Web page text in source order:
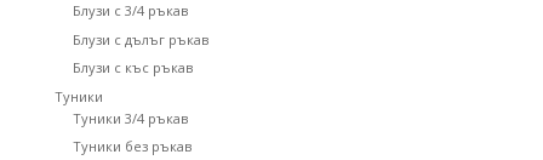
Блузи с 3/4 ръкав
Блузи с дълъг ръкав
Блузи с къс ръкав
Туники
Туники 3/4 ръкав
Туники без ръкав